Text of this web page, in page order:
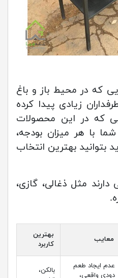
که در محیط باز و باغ
زیادی پیدا کرده
که در این محصولات
با هر میزان بودجه،
بتوانید بهترین انتخاب
دارند مثل ذغالی، گازی،
معایب
بهترین
کاربرد
عدم ایجاد طعم
دودی واقعی،
بالکن،